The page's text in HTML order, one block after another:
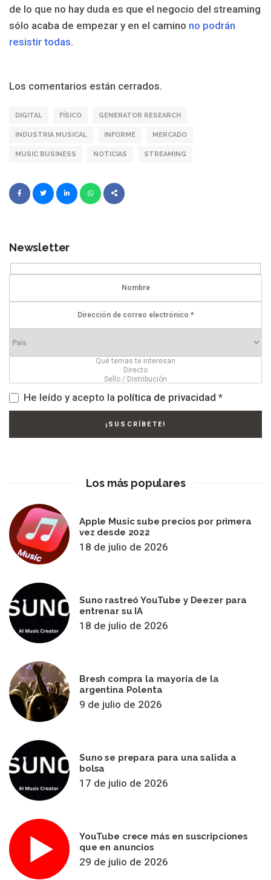
de lo que no hay duda es que el negocio del streaming
sólo acaba de empezar y en el camino no podrán
resistir todas.
Los comentarios están cerrados.
DIGITAL FÍSICO GENERATOR RESEARCH
INDUSTRIA MUSICAL INFORME MERCADO
MUSIC BUSINESS NOTICIAS STREAMING
Newsletter
He leído y acepto la política de privacidad *
Los más populares
Apple Music sube precios por primera
vez desde 2022
18 de julio de 2026
Suno rastreó YouTube y Deezer para
entrenar su IA
18 de julio de 2026
Bresh compra la mayoría de la
argentina Polenta
9 de julio de 2026
Suno se prepara para una salida a
bolsa
17 de julio de 2026
YouTube crece más en suscripciones
que en anuncios
29 de julio de 2026